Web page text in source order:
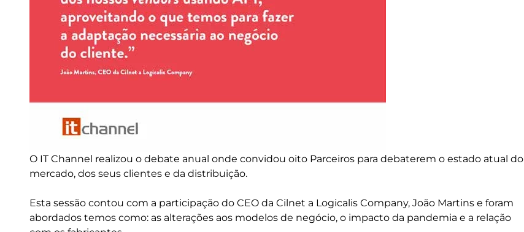
O IT Channel realizou o debate anual onde convidou oito Parceiros para debaterem o estado atual do
mercado, dos seus clientes e da distribuição.
Esta sessão contou com a participação do CEO da Cilnet a Logicalis Company, João Martins e foram
abordados temos como: as alterações aos modelos de negócio, o impacto da pandemia e a relação